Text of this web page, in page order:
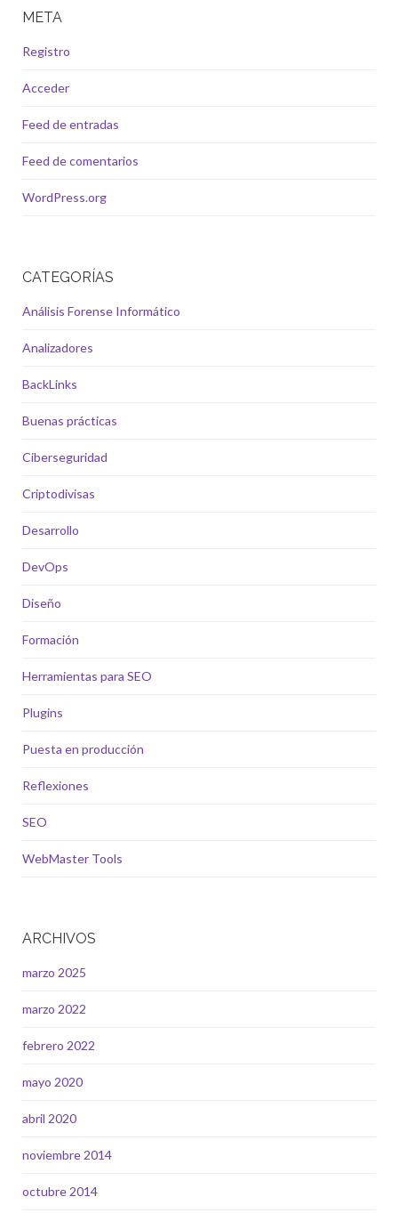
META
Registro
Acceder
Feed de entradas
Feed de comentarios
WordPress.org
CATEGORÍAS
Análisis Forense Informático
Analizadores
BackLinks
Buenas prácticas
Ciberseguridad
Criptodivisas
Desarrollo
DevOps
Diseño
Formación
Herramientas para SEO
Plugins
Puesta en producción
Reflexiones
SEO
WebMaster Tools
ARCHIVOS
marzo 2025
marzo 2022
febrero 2022
mayo 2020
abril 2020
noviembre 2014
octubre 2014